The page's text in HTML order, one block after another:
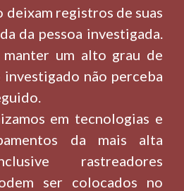
deixam registros de suas
da pessoa investigada.
um alto grau de
não perceba
em tecnologias e
da mais alta
rastreadores
ser colocados no